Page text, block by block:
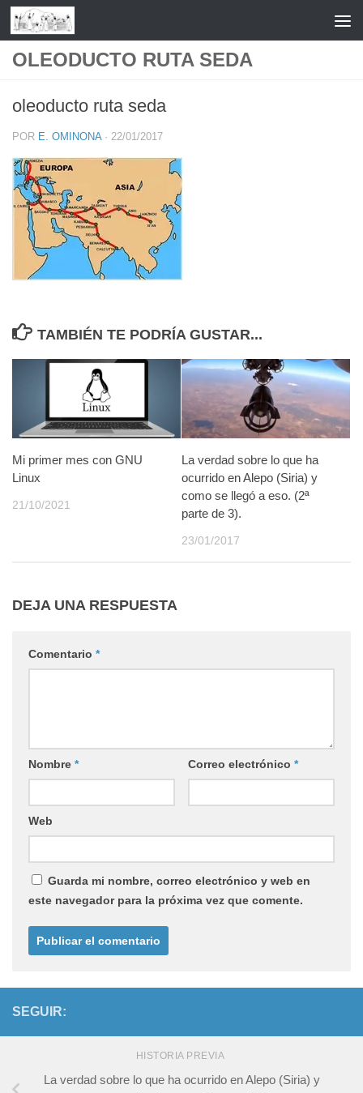
Saltar al contenido
OLEODUCTO RUTA SEDA
oleoducto ruta seda
POR E. OMINONA · 22/01/2017
TAMBIÉN TE PODRÍA GUSTAR...
Mi primer mes con GNU
Linux
21/10/2021
La verdad sobre lo que ha
ocurrido en Alepo (Siria) y
como se llegó a eso. (2ª
parte de 3).
23/01/2017
DEJA UNA RESPUESTA
Comentario *
Nombre * Correo electrónico *
Web
Guarda mi nombre, correo electrónico y web en
este navegador para la próxima vez que comente.
SEGUIR:
HISTORIA PREVIA
La verdad sobre lo que ha ocurrido en Alepo (Siria) y